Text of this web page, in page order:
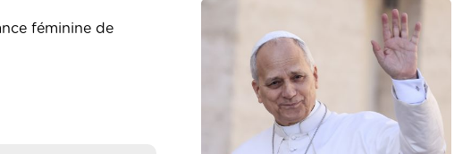
féminine de